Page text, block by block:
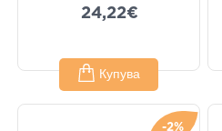
24,22€
Купува
-2%